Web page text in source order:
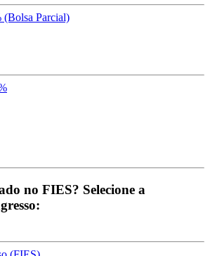
Parcial)
no FIES? Selecione a